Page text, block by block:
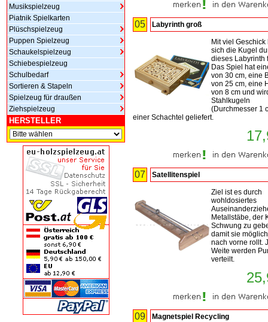
Musikspielzeug
Piatnik Spielkarten
Plüschspielzeug
Puppen Spielzeug
Schaukelspielzeug
Schiebespielzeug
Schulbedarf
Sortieren & Stapeln
Spielzeug für draußen
Ziehspielzeug
HERSTELLER
05 Labyrinth groß
Mit viel Geschick
sich die Kugel
dieses Labyrinth
Das Spiel hat
von 30 cm, eine
von 25 cm, eine
von 8 cm und
Stahlkugeln
(Durchmesser 1
einer Schachtel geliefert.
07 Satellitenspiel
Ziel ist es durch
wohldosiertes
Metallstäbe, der
Schwung zu
damit sie
nach vorne rollt.
Weite werden
verteilt.
09 Magnetspiel Recycling